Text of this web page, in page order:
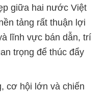
giữa hai nước Việt
tảng rất thuận lợi
lĩnh vực bán dẫn, trí
trọng để thúc đẩy
cơ hội lớn và chiến